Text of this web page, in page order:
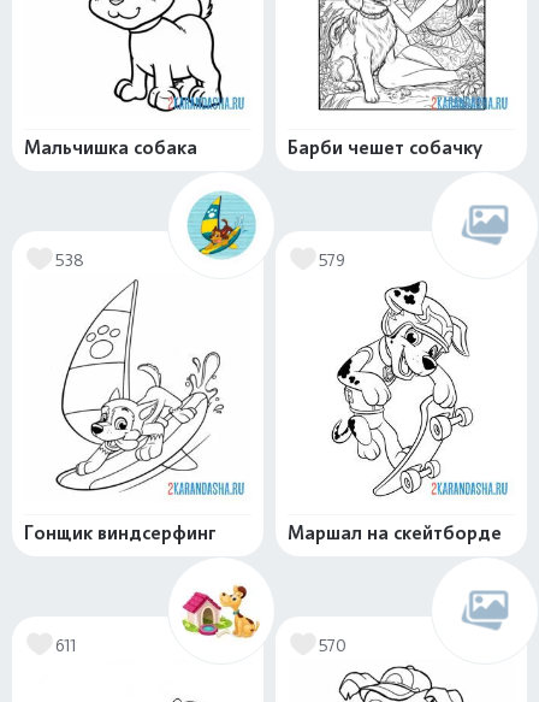
Мальчишка собака Барби чешет собачку
538
Гонщик виндсерфинг
579
Маршал на скейтборде
611 570